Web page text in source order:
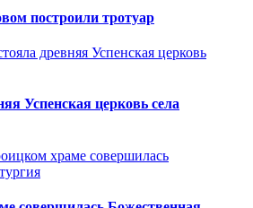
построили тротуар
Успенская церковь села